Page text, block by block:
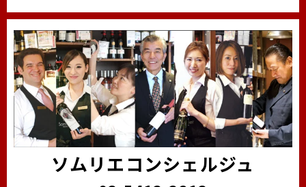
ソムリエコンシェルジュ